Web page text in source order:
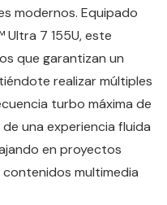
modernos. Equipado
7 155U, este
que garantizan un
realizar múltiples
turbo máxima de
una experiencia fluida
en proyectos
multimedia